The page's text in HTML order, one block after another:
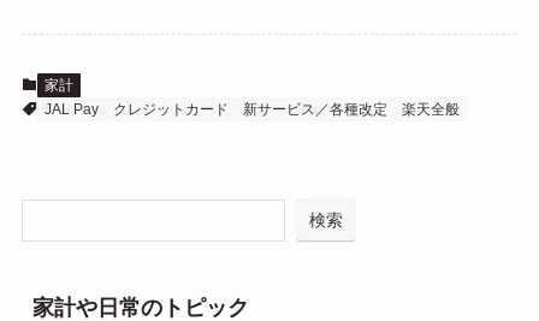
家計
JAL Pay
クレジットカード 新サービス／各種改定 楽天全般
検索
家計や日常のトピック